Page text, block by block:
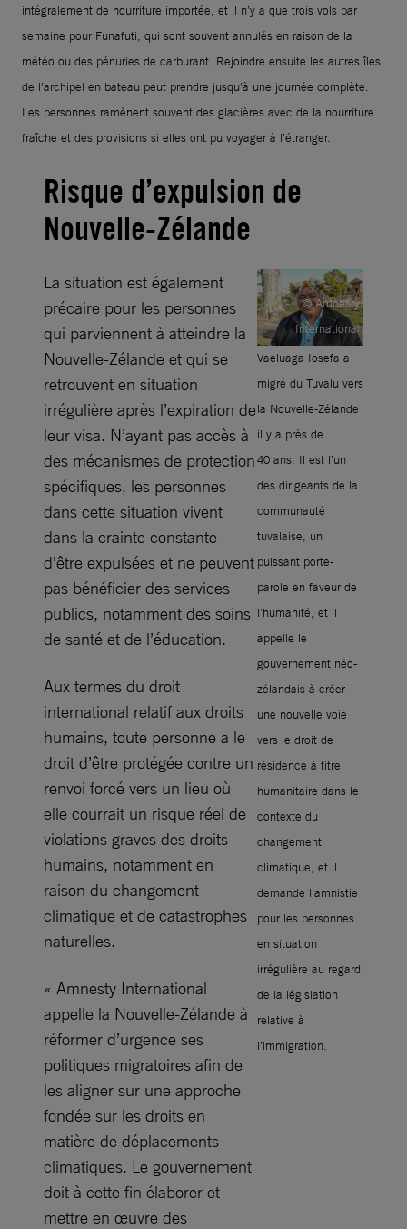
intégralement de nourriture importée, et il n’y a que trois vols par
semaine pour Funafuti, qui sont souvent annulés en raison de la
météo ou des pénuries de carburant. Rejoindre ensuite les autres îles
de l’archipel en bateau peut prendre jusqu’à une journée complète.
Les personnes ramènent souvent des glacières avec de la nourriture
fraîche et des provisions si elles ont pu voyager à l’étranger.
Risque d’expulsion de
Nouvelle-Zélande
La situation est également
précaire pour les personnes
qui parviennent à atteindre la
Nouvelle-Zélande et qui se
retrouvent en situation
irrégulière après l’expiration de
leur visa. N’ayant pas accès à
des mécanismes de protection
spécifiques, les personnes
dans cette situation vivent
dans la crainte constante
d’être expulsées et ne peuvent
pas bénéficier des services
publics, notamment des soins
de santé et de l’éducation.
Aux termes du droit
international relatif aux droits
humains, toute personne a le
droit d’être protégée contre un
renvoi forcé vers un lieu où
elle courrait un risque réel de
violations graves des droits
humains, notamment en
raison du changement
climatique et de catastrophes
naturelles.
« Amnesty International
appelle la Nouvelle-Zélande à
réformer d’urgence ses
politiques migratoires afin de
les aligner sur une approche
fondée sur les droits en
matière de déplacements
climatiques. Le gouvernement
doit à cette fin élaborer et
mettre en œuvre des
© Amnesty
International
Vaeluaga Iosefa a
migré du Tuvalu vers
la Nouvelle-Zélande
il y a près de
40 ans. Il est l’un
des dirigeants de la
communauté
tuvalaise, un
puissant porte-
parole en faveur de
l’humanité, et il
appelle le
gouvernement néo-
zélandais à créer
une nouvelle voie
vers le droit de
résidence à titre
humanitaire dans le
contexte du
changement
climatique, et il
demande l’amnistie
pour les personnes
en situation
irrégulière au regard
de la législation
relative à
l’immigration.